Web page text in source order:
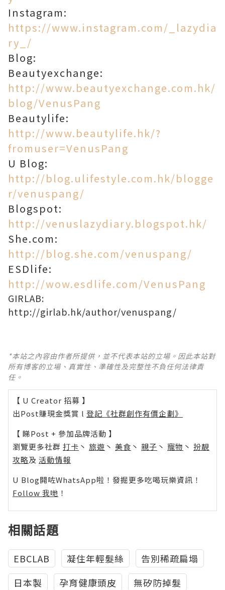
Instagram:
https://www.instagram.com/_lazydia
ry_/
Blog:
Beautyexchange:
http://www.beautyexchange.com.hk/
blog/VenusPang
Beautylife:
http://www.beautylife.hk/?
fromuser=VenusPang
U Blog:
http://blog.ulifestyle.com.hk/blogge
r/venuspang/
Blogspot:
http://venuslazydiary.blogspot.hk/
She.com:
http://blog.she.com/venuspang/
ESDlife:
http://wow.esdlife.com/VenusPang
GIRLAB:
http://girlab.hk/author/venuspang/
*本站之內容由作者所提供，並不代表本站的立場。因此本站對
所有博客的立場、真實性、準確性及完整性不負任何法律責
任。
【 U Creator 招募 】
出Post賺現金獎賞 l 登記《社群創作有價企劃》
【 睇Post + 參加品牌活動 】
瀏覽更多社群 打卡 丶 旅遊 丶 美食 丶 親子 丶 寵物 丶 扮靚
攻略及 活動情報
U Blog開咗WhatsApp啦！發掘更多吃喝玩樂資訊！
Follow 我哋 ！
相關話題
EBCLAB 凝住年輕髮絲
告別稀疏扁塌
日本製
孕育健康頭皮
無矽防掉髮